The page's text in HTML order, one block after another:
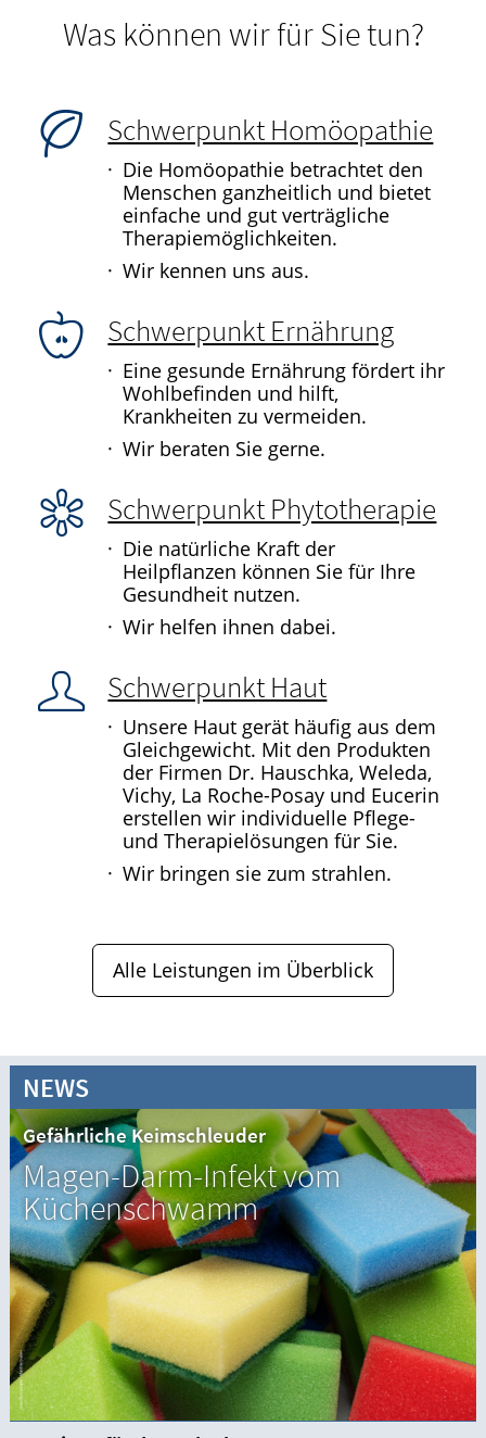
Was können wir für Sie tun?
Schwerpunkt Homöopathie
Die Homöopathie betrachtet den
Menschen ganzheitlich und bietet
einfache und gut verträgliche
Therapiemöglichkeiten.
Wir kennen uns aus.
Schwerpunkt Ernährung
Eine gesunde Ernährung fördert ihr
Wohlbefinden und hilft,
Krankheiten zu vermeiden.
Wir beraten Sie gerne.
Schwerpunkt Phytotherapie
Die natürliche Kraft der
Heilpflanzen können Sie für Ihre
Gesundheit nutzen.
Wir helfen ihnen dabei.
Schwerpunkt Haut
Unsere Haut gerät häufig aus dem
Gleichgewicht. Mit den Produkten
der Firmen Dr. Hauschka, Weleda,
Vichy, La Roche-Posay und Eucerin
erstellen wir individuelle Pflege-
und Therapielösungen für Sie.
Wir bringen sie zum strahlen.
Alle Leistungen im Überblick
NEWS
Gefährliche Keimschleuder
Magen-Darm-Infekt vom
Küchenschwamm